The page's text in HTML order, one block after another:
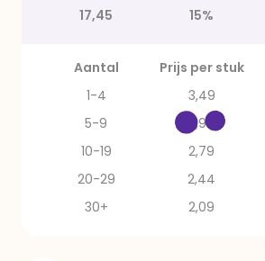
17,45
15%
Aantal Prijs per stuk
1-4
3,49
5-9
2,97
10-19
2,79
20-29
2,44
30+
2,09